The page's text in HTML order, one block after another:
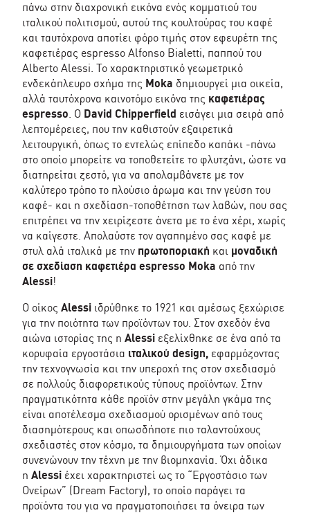
πάνω στην διαχρονική εικόνα ενός κομματιού του
ιταλικού πολιτισμού, αυτού της κουλτούρας του καφέ
και ταυτόχρονα αποτίει φόρο τιμής στον εφευρέτη της
καφετιέρας espresso Alfonso Bialetti, παππού του
Alberto Alessi. Το χαρακτηριστικό γεωμετρικό
ενδεκάπλευρο σχήμα της Moka δημιουργεί μια οικεία,
αλλά ταυτόχρονα καινοτόμο εικόνα της καφετιέρας
espresso. Ο David Chipperfield εισάγει μια σειρά από
λεπτομέρειες, που την καθιστούν εξαιρετικά
λειτουργική, όπως το εντελώς επίπεδο καπάκι -πάνω
στο οποίο μπορείτε να τοποθετείτε το φλυτζάνι, ώστε να
διατηρείται ζεστό, για να απολαμβάνετε με τον
καλύτερο τρόπο το πλούσιο άρωμα και την γεύση του
καφέ- και η σχεδίαση-τοποθέτηση των λαβών, που σας
επιτρέπει να την χειρίζεστε άνετα με το ένα χέρι, χωρίς
να καίγεστε. Απολαύστε τον αγαπημένο σας καφέ με
στυλ αλά ιταλικά με την πρωτοποριακή και μοναδική
σε σχεδίαση καφετιέρα espresso Moka από την
Alessi!
Ο οίκος Alessi ιδρύθηκε το 1921 και αμέσως ξεχώρισε
για την ποιότητα των προϊόντων του. Στον σχεδόν ένα
αιώνα ιστορίας της η Alessi εξελίχθηκε σε ένα από τα
κορυφαία εργοστάσια ιταλικού design, εφαρμόζοντας
την τεχνογνωσία και την υπεροχή της στον σχεδιασμό
σε πολλούς διαφορετικούς τύπους προϊόντων. Στην
πραγματικότητα κάθε προϊόν στην μεγάλη γκάμα της
είναι αποτέλεσμα σχεδιασμού ορισμένων από τους
διασημότερους και οπωσδήποτε πιο ταλαντούχους
σχεδιαστές στον κόσμο, τα δημιουργήματα των οποίων
συνενώνουν την τέχνη με την βιομηχανία. Όχι άδικα
η Alessi έχει χαρακτηριστεί ως το “Εργοστάσιο των
Ονείρων” (Dream Factory), το οποίο παράγει τα
προϊόντα του για να πραγματοποιήσει τα όνειρα των